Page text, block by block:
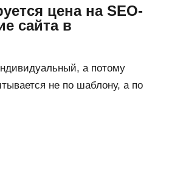
цена на SEO-
сайта в
а потому
не по шаблону, а по